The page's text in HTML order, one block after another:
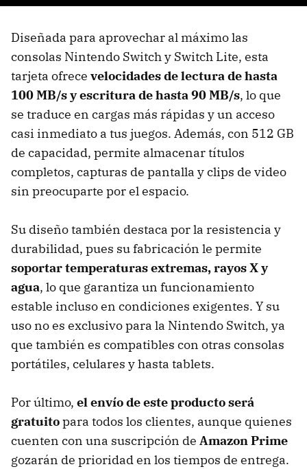
Diseñada para aprovechar al máximo las
consolas Nintendo Switch y Switch Lite, esta
tarjeta ofrece velocidades de lectura de hasta
100 MB/s y escritura de hasta 90 MB/s, lo que
se traduce en cargas más rápidas y un acceso
casi inmediato a tus juegos. Además, con 512 GB
de capacidad, permite almacenar títulos
completos, capturas de pantalla y clips de video
sin preocuparte por el espacio.
Su diseño también destaca por la resistencia y
durabilidad, pues su fabricación le permite
soportar temperaturas extremas, rayos X y
agua, lo que garantiza un funcionamiento
estable incluso en condiciones exigentes. Y su
uso no es exclusivo para la Nintendo Switch, ya
que también es compatibles con otras consolas
portátiles, celulares y hasta tablets.
Por último, el envío de este producto será
gratuitopara todos los clientes, aunque quienes
cuenten con una suscripción de Amazon Prime
gozarán de prioridad en los tiempos de entrega.